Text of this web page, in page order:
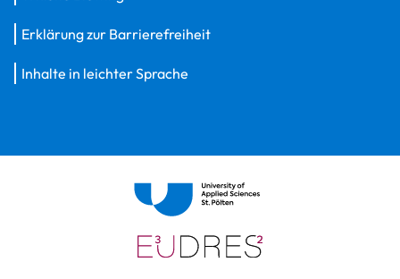
Erklärung zur Barrierefreiheit
Inhalte in leichter Sprache